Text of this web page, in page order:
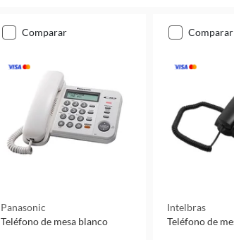
comparar
Panasonic
Teléfono de mesa blanco
comparar
Intelbras
Teléfono de